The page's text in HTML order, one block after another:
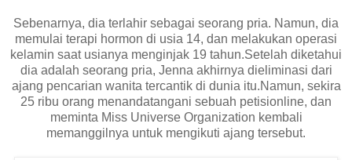
Sebenarnya, dia terlahir sebagai seorang pria. Namun, dia
memulai terapi hormon di usia 14, dan melakukan operasi
kelamin saat usianya menginjak 19 tahun.Setelah diketahui
dia adalah seorang pria, Jenna akhirnya dieliminasi dari
ajang pencarian wanita tercantik di dunia itu.Namun, sekira
25 ribu orang menandatangani sebuah petisionline, dan
meminta Miss Universe Organization kembali
memanggilnya untuk mengikuti ajang tersebut.